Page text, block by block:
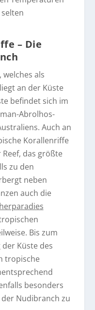
– Die
als
an der Küste
befindet sich im
Abrolhos-
Auch an
Korallenriffe
das größte
zu den
neben
auch die
Bis zum
Küste des
tropische
besonders
Nudibranch zu